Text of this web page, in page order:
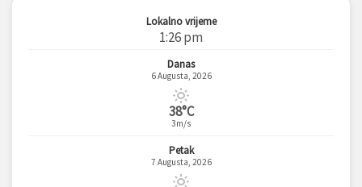
Lokalno vrijeme
1:26 pm
Danas
6 Augusta, 2026
38°C
3m/s
Petak
7 Augusta, 2026